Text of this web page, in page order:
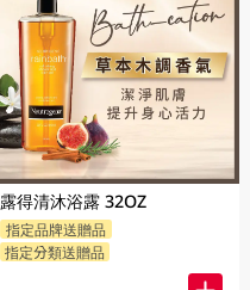
露得清沐浴露 32OZ
指定品牌送贈品
指定分類送贈品